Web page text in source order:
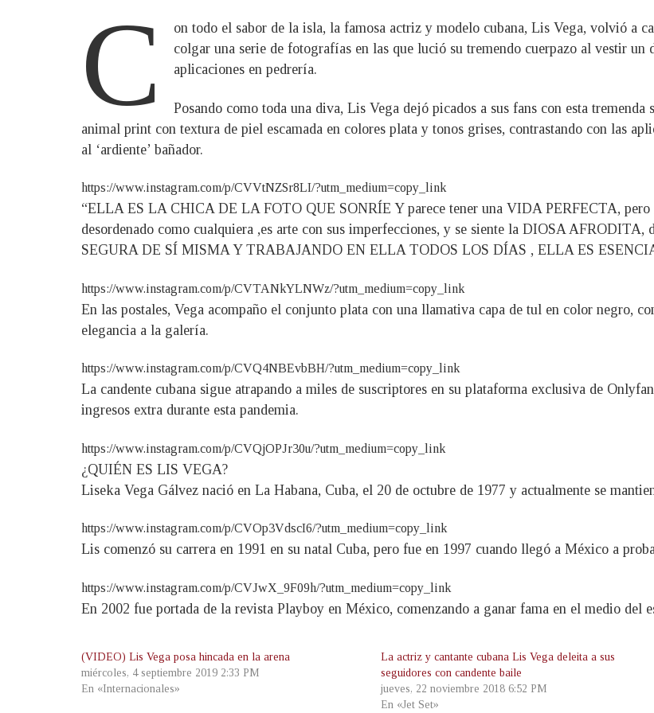
C
on todo el sabor de la isla, la famosa actriz y modelo cubana, Lis Vega, volvió a
colgar una serie de fotografías en las que lució su tremendo cuerpazo al vestir
aplicaciones en pedrería.
Posando como toda una diva, Lis Vega dejó picados a sus fans con esta
animal print con textura de piel escamada en colores plata y tonos grises, contrastando con las
al ‘ardiente’ bañador.
https://www.instagram.com/p/CVVtNZSr8LI/?utm_medium=copy_link
“ELLA ES LA CHICA DE LA FOTO QUE SONRÍE Y parece tener una VIDA PERFECTA,
desordenado como cualquiera ,es arte con sus imperfecciones, y se siente la DIOSA AFRODITA,
SEGURA DE SÍ MISMA Y TRABAJANDO EN ELLA TODOS LOS DÍAS , ELLA ES
https://www.instagram.com/p/CVTANkYLNWz/?utm_medium=copy_link
En las postales, Vega acompaño el conjunto plata con una llamativa capa de tul en color negro,
elegancia a la galería.
https://www.instagram.com/p/CVQ4NBEvbBH/?utm_medium=copy_link
La candente cubana sigue atrapando a miles de suscriptores en su plataforma exclusiva de
ingresos extra durante esta pandemia.
https://www.instagram.com/p/CVQjOPJr30u/?utm_medium=copy_link
¿QUIÉN ES LIS VEGA?
Liseka Vega Gálvez nació en La Habana, Cuba, el 20 de octubre de 1977 y actualmente se
https://www.instagram.com/p/CVOp3VdscI6/?utm_medium=copy_link
Lis comenzó su carrera en 1991 en su natal Cuba, pero fue en 1997 cuando llegó a México a
https://www.instagram.com/p/CVJwX_9F09h/?utm_medium=copy_link
En 2002 fue portada de la revista Playboy en México, comenzando a ganar fama en el medio del
(VIDEO) Lis Vega posa hincada en la arena
miércoles, 4 septiembre 2019 2:33 PM
En «Internacionales»
La actriz y cantante cubana Lis Vega deleita a sus
seguidores con candente baile
jueves, 22 noviembre 2018 6:52 PM
En «Jet Set»